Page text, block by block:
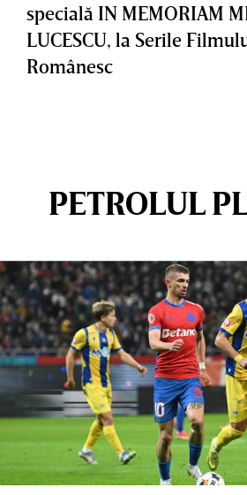
specială IN MEMORIAM
LUCESCU, la Serile
Românesc
PETROLUL